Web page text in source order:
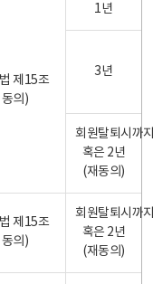
제15조
의)
1년
3년
회원탈퇴시까
혹은 2년
(재동의)
제15조
의)
회원탈퇴시까
혹은 2년
(재동의)